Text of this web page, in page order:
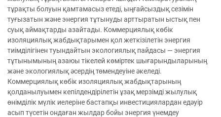
тұрақты болуын қамтамасыз етеді, ыңғайсыздық сезімін
туғызатын және энергия тұтынуды арттыратын ыстық пен
суық аймақтарды азайтады. Коммерциялық көбік
изоляциялық жабдықтарымен қол жеткізілетін энергия
тиімділігінен туындайтын экологиялық пайдасы — энергия
тұтынымының азаюы тікелей көміртек шығарындыларының
және экологиялық әсердің төмендеуіне әкеледі.
Коммерциялық көбік изоляциялық жабдықтарының
қолданылуымен кепілдендірілетін ұзақ мерзімді жылулық
өнімділік мүлік иелеріне бастапқы инвестициялардан едәуір
асып түсетін ондаған жылдар бойы энергия үнемдеу